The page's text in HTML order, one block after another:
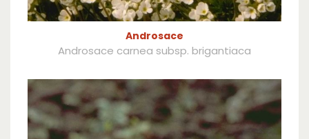
Androsace
Androsace carnea subsp. brigantiaca